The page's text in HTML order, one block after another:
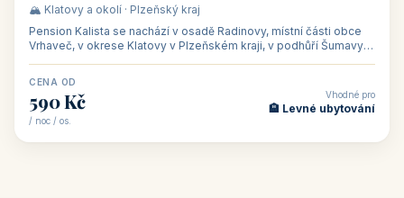
🏔️ Klatovy a okolí · Plzeňský kraj
Pension Kalista se nachází v osadě Radinovy, místní části obce
Vrhaveč, v okrese Klatovy v Plzeňském kraji, v podhůří Šumavy
CENA OD
590 Kč
/ noc / os.
Vhodné pro
🏨 Levné ubytování